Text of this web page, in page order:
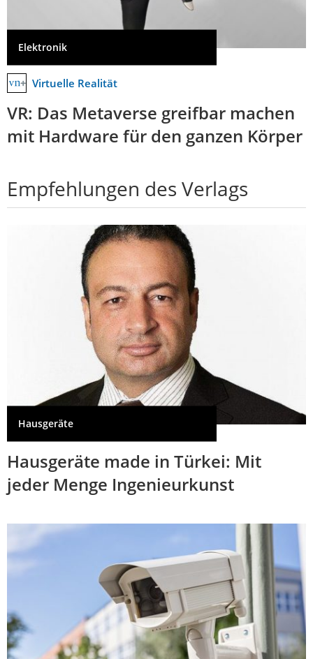
Elektronik
Virtuelle Realität
VR: Das Metaverse greifbar machen
mit Hardware für den ganzen Körper
Empfehlungen des Verlags
Hausgeräte
Hausgeräte made in Türkei: Mit
jeder Menge Ingenieurkunst